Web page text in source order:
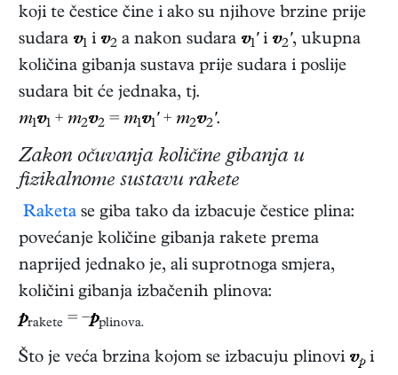
koji te čestice čine i ako su njihove brzine prije
sudara v1 i v2 a nakon sudara v1' i v2', ukupna
količina gibanja sustava prije sudara i poslije
sudara bit će jednaka, tj.
m1v1 + m2v2 = m1v1' + m2v2'.
Zakon očuvanja količine gibanja u
fizikalnome sustavu rakete
Raketa se giba tako da izbacuje čestice plina:
povećanje količine gibanja rakete prema
naprijed jednako je, ali suprotnoga smjera,
količini gibanja izbačenih plinova:
prakete = −pplinova.
Što je veća brzina kojom se izbacuju plinovi vpi